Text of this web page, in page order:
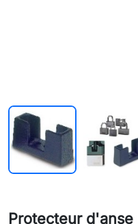
Protecteur d'anse